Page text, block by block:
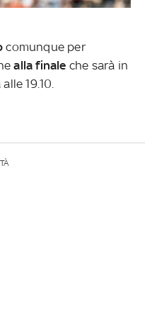
comunque per
alla finale che sarà in
19.10.